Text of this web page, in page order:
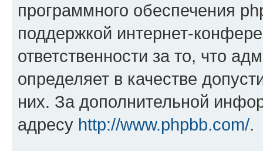
программного обеспечения
поддержкой интернет-
ответственности за то, что
определяет в качестве
них. За дополнительной
адресу http://www.phpbb.com/.